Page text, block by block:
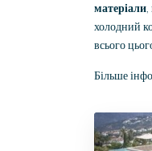
матеріали
холодний
всього
Більше